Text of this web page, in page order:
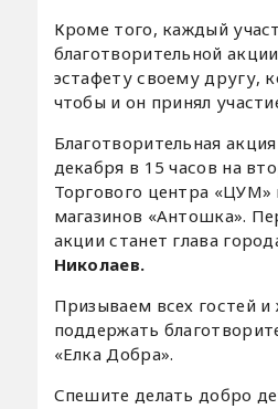
Кроме того, каждый
благотворительной
эстафету своему другу,
чтобы и он принял
Благотворительная
декабря в 15 часов на
Торгового центра «ЦУМ»
магазинов «Антошка».
акции станет глава
Николаев.
Призываем всех гостей
поддержать
«Елка Добра».
Спешите делать добро